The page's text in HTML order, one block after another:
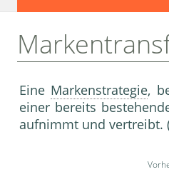
Eine Markenstrategie,
einer bereits
aufnimmt und vertreibt.